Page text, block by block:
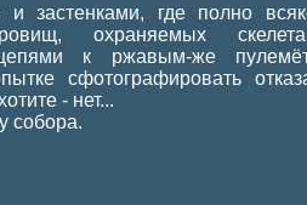
застенками, где полно
охраняемых
к ржавым-же
сфотографировать
- нет...
собора.